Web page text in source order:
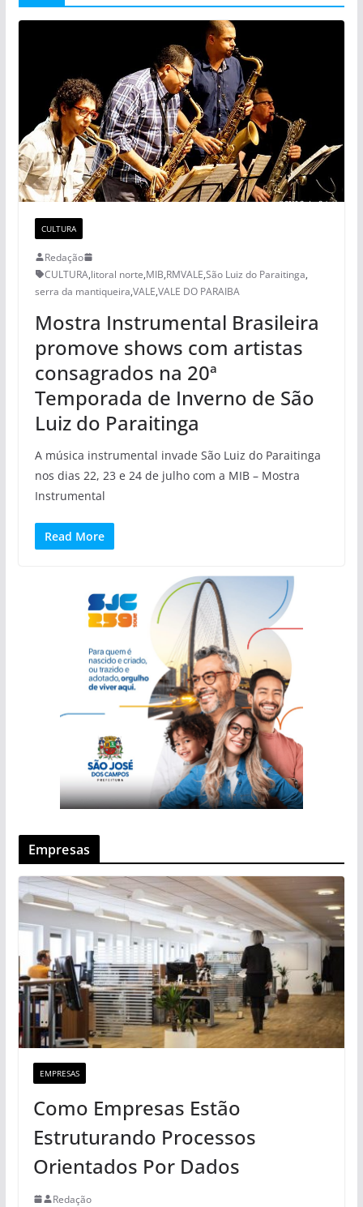
CULTURA
Redação
CULTURA,litoral norte,MIB,RMVALE,São Luiz do Paraitinga,
serra da mantiqueira,VALE,VALE DO PARAIBA
Mostra Instrumental Brasileira
promove shows com artistas
consagrados na 20ª
Temporada de Inverno de São
Luiz do Paraitinga
A música instrumental invade São Luiz do Paraitinga
nos dias 22, 23 e 24 de julho com a MIB – Mostra
Instrumental
Read More
Empresas
EMPRESAS
Como Empresas Estão
Estruturando Processos
Orientados Por Dados
Redação